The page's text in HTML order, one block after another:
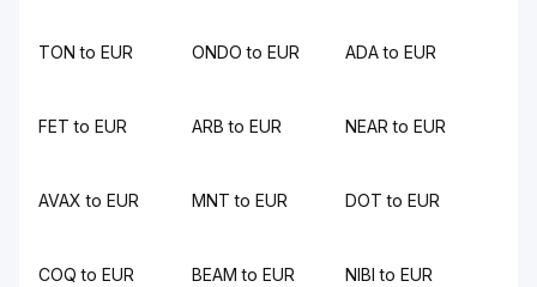
TON to EUR ONDO to EUR ADA to EUR
FET to EUR ARB to EUR NEAR to EUR
AVAX to EUR MNT to EUR DOT to EUR
COQ to EUR BEAM to EUR NIBI to EUR